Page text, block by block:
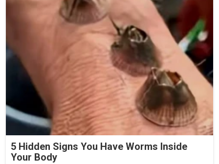
5 Hidden Signs You Have Worms Inside
Your Body